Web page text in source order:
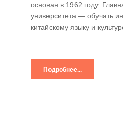
основан в 1962 году.
университета — обучать
китайскому языку и
Подробнее...